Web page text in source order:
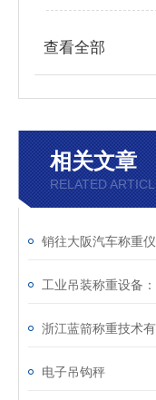
查看全部
相关文章
RELATED
浙江蓝箭称重技术
电子吊钩秤